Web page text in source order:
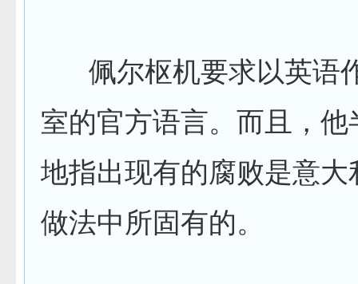
佩尔枢机要求以英语
室的官方语言。而且，他
地指出现有的腐败是意大
做法中所固有的。